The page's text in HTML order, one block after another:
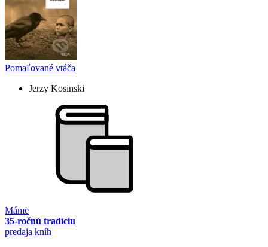
Pomaľované vtáča
Jerzy Kosinski
Máme
35-ročnú tradíciu
predaja kníh